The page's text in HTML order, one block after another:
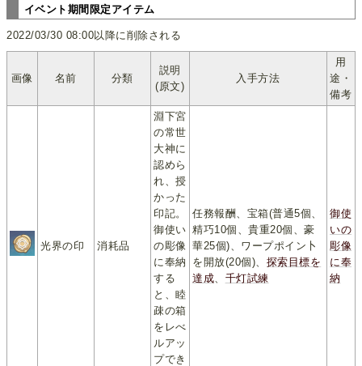
イベント期間限定アイテム
2022/03/30 08:00以降に削除される
画像 名前 分類
説明
(原文)
入手方法
用
途・
備考
光界の印 消耗品
淵下宮
の常世
大神に
認めら
れ、授
かった
印記。
御使い
の彫像
に奉納
する
と、睦
疎の箱
をレべ
ルアッ
プでき
任務報酬、宝箱(普通5個、
精巧10個、貴重20個、豪
華25個)、ワープポイン卜
を開放(20個)、 探索目標を
達成
千灯試練
御使
いの
彫像
に奉
納